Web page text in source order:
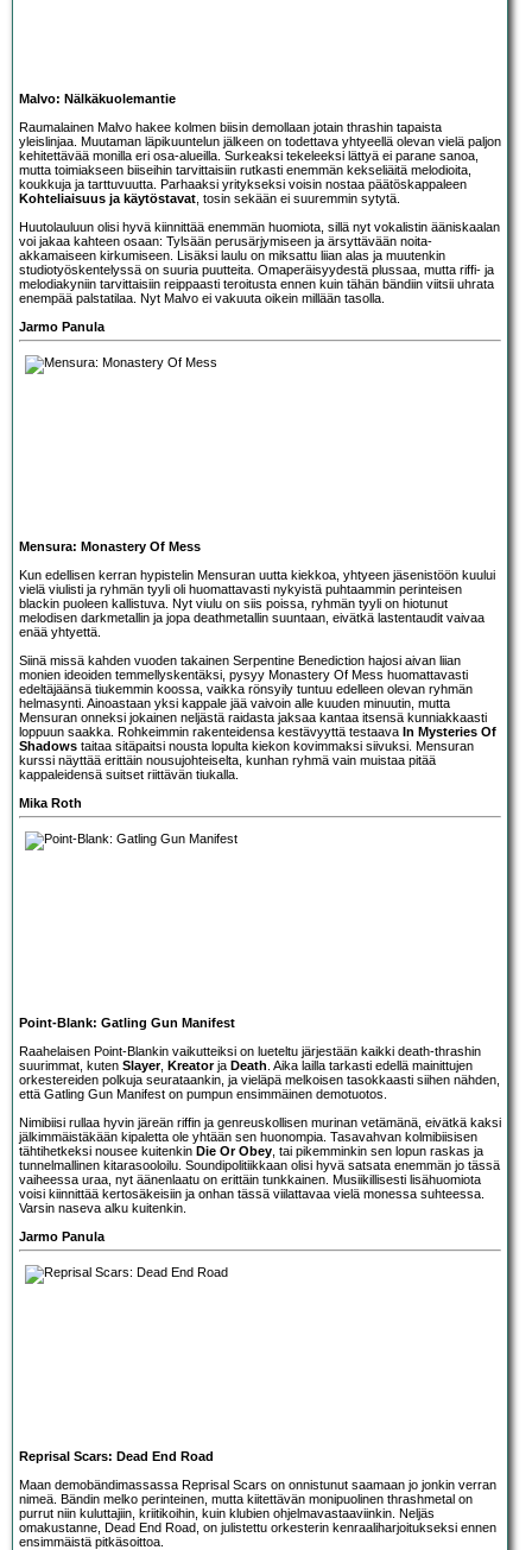
Malvo: Nälkäkuolemantie
Raumalainen Malvo hakee kolmen biisin demollaan jotain thrashin tapaista
yleislinjaa. Muutaman läpikuuntelun jälkeen on todettava yhtyeellä olevan vielä paljon
kehitettävää monilla eri osa-alueilla. Surkeaksi tekeleeksi lättyä ei parane sanoa,
mutta toimiakseen biiseihin tarvittaisiin rutkasti enemmän kekseliäitä melodioita,
koukkuja ja tarttuvuutta. Parhaaksi yritykseksi voisin nostaa päätöskappaleen
Kohteliaisuus ja käytöstavat , tosin sekään ei suuremmin sytytä.
Huutolauluun olisi hyvä kiinnittää enemmän huomiota, sillä nyt vokalistin ääniskaalan
voi jakaa kahteen osaan: Tylsään perusärjymiseen ja ärsyttävään noita-
akkamaiseen kirkumiseen. Lisäksi laulu on miksattu liian alas ja muutenkin
studiotyöskentelyssä on suuria puutteita. Omaperäisyydestä plussaa, mutta riffi- ja
melodiakyniin tarvittaisiin reippaasti teroitusta ennen kuin tähän bändiin viitsii uhrata
enempää palstatilaa. Nyt Malvo ei vakuuta oikein millään tasolla.
Jarmo Panula
Mensura: Monastery Of Mess
Kun edellisen kerran hypistelin Mensuran uutta kiekkoa, yhtyeen jäsenistöön kuului
vielä viulisti ja ryhmän tyyli oli huomattavasti nykyistä puhtaammin perinteisen
blackin puoleen kallistuva. Nyt viulu on siis poissa, ryhmän tyyli on hiotunut
melodisen darkmetallin ja jopa deathmetallin suuntaan, eivätkä lastentaudit vaivaa
enää yhtyettä.
Siinä missä kahden vuoden takainen Serpentine Benediction hajosi aivan liian
monien ideoiden temmellyskentäksi, pysyy Monastery Of Mess huomattavasti
edeltäjäänsä tiukemmin koossa, vaikka rönsyily tuntuu edelleen olevan ryhmän
helmasynti. Ainoastaan yksi kappale jää vaivoin alle kuuden minuutin, mutta
Mensuran onneksi jokainen neljästä raidasta jaksaa kantaa itsensä kunniakkaasti
loppuun saakka. Rohkeimmin rakenteidensa kestävyyttä testaava In Mysteries Of
Shadows taitaa sitäpaitsi nousta lopulta kiekon kovimmaksi siivuksi. Mensuran
kurssi näyttää erittäin nousujohteiselta, kunhan ryhmä vain muistaa pitää
kappaleidensä suitset riittävän tiukalla.
Mika Roth
Point-Blank: Gatling Gun Manifest
Raahelaisen Point-Blankin vaikutteiksi on lueteltu järjestään kaikki death-thrashin
suurimmat, kuten Slayer, Kreatorja Death . Aika lailla tarkasti edellä mainittujen
orkestereiden polkuja seurataankin, ja vieläpä melkoisen tasokkaasti siihen nähden,
että Gatling Gun Manifest on pumpun ensimmäinen demotuotos.
Nimibiisi rullaa hyvin järeän riffin ja genreuskollisen murinan vetämänä, eivätkä kaksi
jälkimmäistäkään kipaletta ole yhtään sen huonompia. Tasavahvan kolmibiisisen
tähtihetkeksi nousee kuitenkin Die Or Obey , tai pikemminkin sen lopun raskas ja
tunnelmallinen kitarasooloilu. Soundipolitiikkaan olisi hyvä satsata enemmän jo tässä
vaiheessa uraa, nyt äänenlaatu on erittäin tunkkainen. Musiikillisesti lisähuomiota
voisi kiinnittää kertosäkeisiin ja onhan tässä viilattavaa vielä monessa suhteessa.
Varsin naseva alku kuitenkin.
Jarmo Panula
Reprisal Scars: Dead End Road
Maan demobändimassassa Reprisal Scars on onnistunut saamaan jo jonkin verran
nimeä. Bändin melko perinteinen, mutta kiitettävän monipuolinen thrashmetal on
purrut niin kuluttajiin, kriitikoihin, kuin klubien ohjelmavastaaviinkin. Neljäs
omakustanne, Dead End Road, on julistettu orkesterin kenraaliharjoitukseksi ennen
ensimmäistä pitkäsoittoa.